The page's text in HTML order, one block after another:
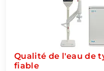
Qualité de l'eau de
fiable